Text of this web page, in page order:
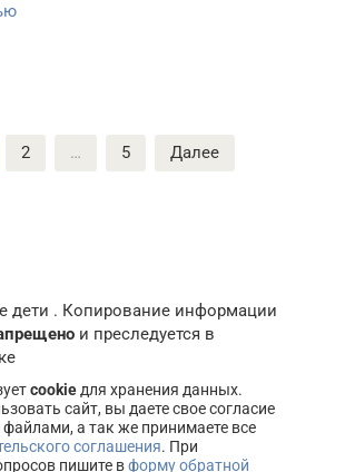
2 … 5 Далее
дети . Копирование информации
и преследуется в
cookie для хранения данных.
сайт, вы даете свое согласие
файлами, а так же принимаете все
соглашения. При
пишите вформу обратной